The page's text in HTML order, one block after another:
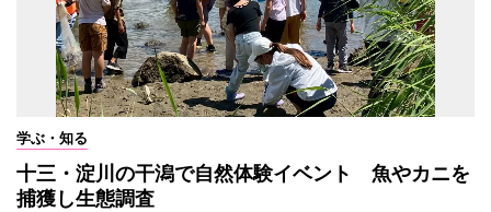
学ぶ・知る
十三・淀川の干潟で自然体験イベント 魚やカニを
捕獲し生態調査